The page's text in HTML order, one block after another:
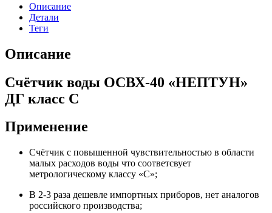
Описание
Детали
Теги
Описание
Счётчик воды ОСВХ-40 «НЕПТУН»
ДГ класс С
Применение
Счётчик с повышенной чувствительностью в области
малых расходов воды что соответсвует
метрологическому классу «C»;
В 2-3 раза дешевле импортных приборов, нет аналогов
российского производства;